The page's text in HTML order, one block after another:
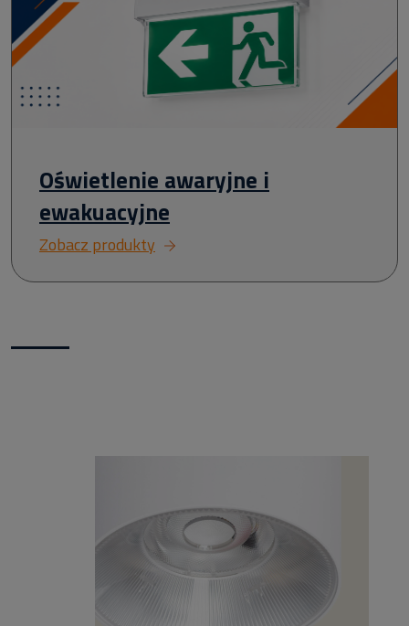
Oświetlenie awaryjne i
ewakuacyjne
Zobacz produkty